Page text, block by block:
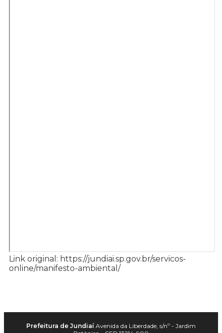
Link original: https://jundiai.sp.gov.br/servicos-
online/manifesto-ambiental/
Prefeitura de Jundiaí Avenida da Liberdade, s/nº - Jardim